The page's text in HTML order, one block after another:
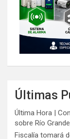
Últimas
Última Hora |
sobre Río
Fiscalía tomará